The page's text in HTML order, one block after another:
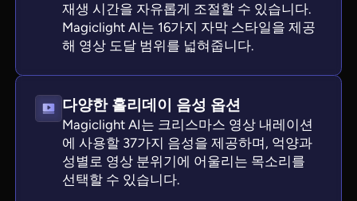
재생 시간을 자유롭게 조절할 수 있습니다.
Magiclight AI는 16가지 자막 스타일을 제공
해 영상 도달 범위를 넓혀줍니다.
다양한 홀리데이 음성 옵션
Magiclight AI는 크리스마스 영상 내레이션
에 사용할 37가지 음성을 제공하며, 억양과
성별로 영상 분위기에 어울리는 목소리를
선택할 수 있습니다.